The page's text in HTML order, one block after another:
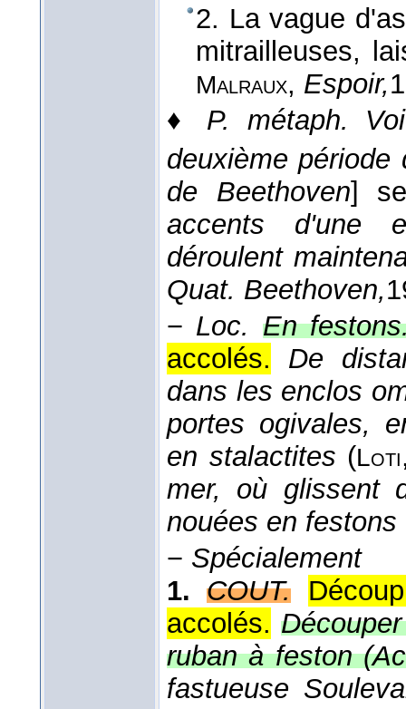
2. La vague
mitrailleuses,
Malraux, Espoir,
♦ P. métaph.
deuxième
de Beethoven]
accents d'une
déroulent
Quat. Beethoven,
− Loc. En
accolés.
De
dans les enclos
portes ogivales,
en stalactites (Loti
mer, où glissent
nouées en festons
− Spécialement
1. COUT.
accolés.
ruban à feston (
fastueuse